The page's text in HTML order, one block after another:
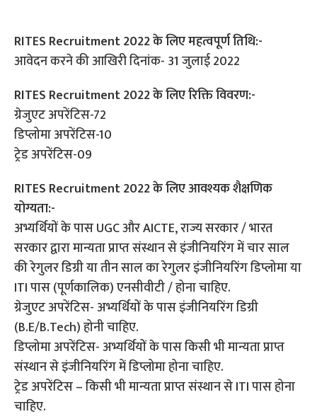
RITES Recruitment 2022 के लिए महत्वपूर्ण तिथि:-
आवेदन करने की आखिरी दिनांक- 31 जुलाई 2022
RITES Recruitment 2022 के लिए रिक्ति विवरण:-
ग्रेजुएट अपरेंटिस-72
डिप्लोमा अपरेंटिस-10
ट्रेड अपरेंटिस-09
RITES Recruitment 2022 के लिए आवश्यक शैक्षणिक
योग्यता:-
अभ्यर्थियों के पास UGC और AICTE, राज्य सरकार / भारत
सरकार द्वारा मान्यता प्राप्त संस्थान से इंजीनियरिंग में चार साल
की रेगुलर डिग्री या तीन साल का रेगुलर इंजीनियरिंग डिप्लोमा या
ITI पास (पूर्णकालिक) एनसीवीटी / होना चाहिए.
ग्रेजुएट अपरेंटिस- अभ्यर्थियों के पास इंजीनियरिंग डिग्री
(B.E/B.Tech) होनी चाहिए.
डिप्लोमा अपरेंटिस- अभ्यर्थियों के पास किसी भी मान्यता प्राप्त
संस्थान से इंजीनियरिंग में डिप्लोमा होना चाहिए.
ट्रेड अपरेंटिस – किसी भी मान्यता प्राप्त संस्थान से ITI पास होना
चाहिए.